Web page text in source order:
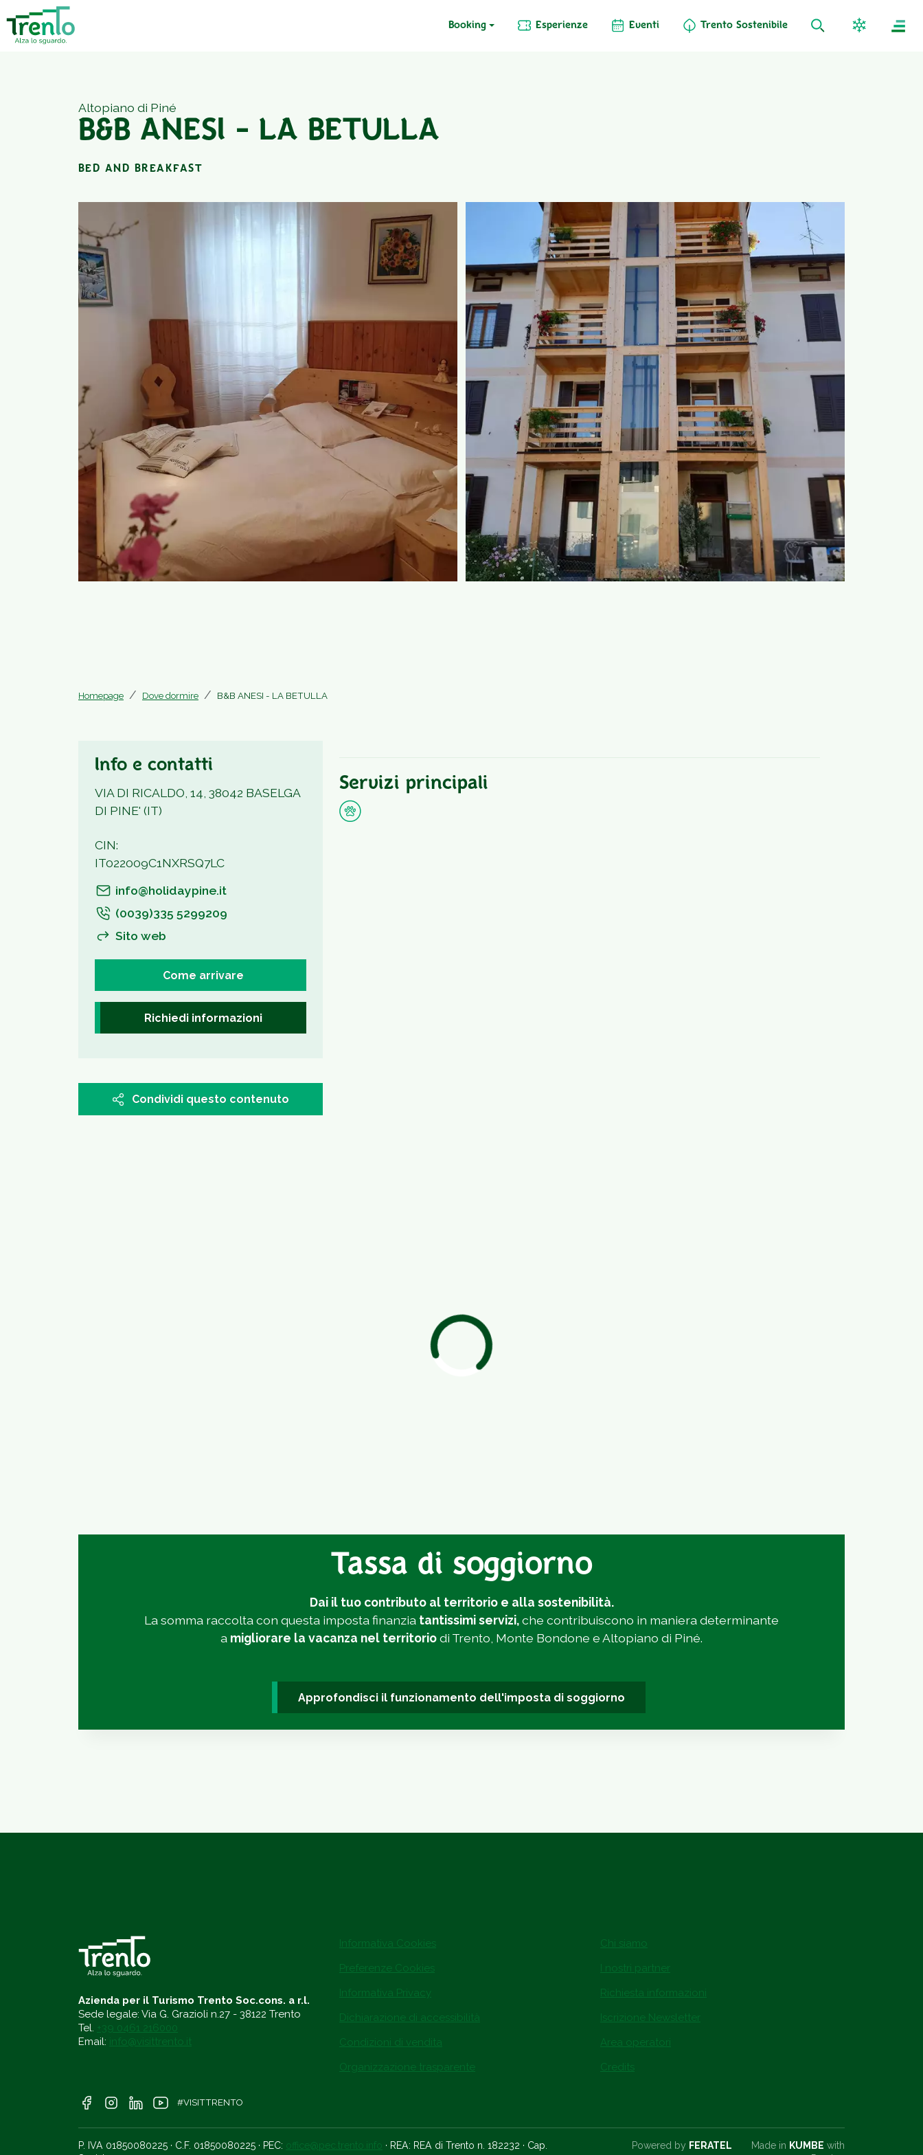
Booking Esperienze Eventi Trento Sostenibile
Altopiano di Piné
B&B ANESI - LA BETULLA
BED AND BREAKFAST
Homepage Dove dormire B&B ANESI - LA BETULLA
Servizi principali
Info e contatti
VIA DI RICALDO, 14, 38042 BASELGA
DI PINE' (IT)
CIN:
IT022009C1NXRSQ7LC
info@holidaypine.it
(0039)335 5299209
Sito web
Come arrivare
Richiedi informazioni
Condividi questo contenuto
Tassa di soggiorno
Dai il tuo contributo al territorio e alla sostenibilità.
La somma raccolta con questa imposta finanzia tantissimi servizi,che contribuiscono in maniera determinante
a migliorare la vacanza nel territoriodi Trento, Monte Bondone e Altopiano di Piné.
Approfondisci il funzionamento dell'imposta di soggiorno
Azienda per il Turismo Trento Soc.cons. a r.l.
Sede legale: Via G. Grazioli n.27 - 38122 Trento
Tel. +39 0461 216000
Email: info@visittrento.it
Informativa Cookies
Preferenze Cookies
Informativa Privacy
Dichiarazione di accessibilità
Condizioni di vendita
Organizzazione trasparente
Chi siamo
I nostri partner
Richiesta informazioni
Iscrizione Newsletter
Area operatori
Credits
#VISITTRENTO
P. IVA 01850080225 · C.F. 01850080225 · PEC: office@pec.trento.info · REA: REA di Trento n. 182232 · Cap.
Powered by FERATEL Made in KUMBE with